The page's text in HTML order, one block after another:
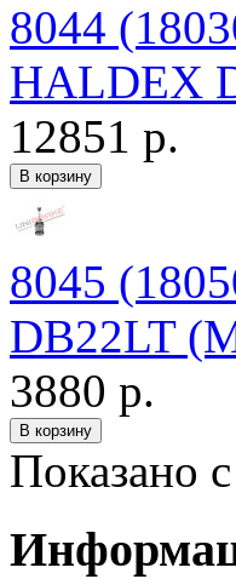
8044
HALDEX
12851 р.
8045
DB22LT
3880 р.
Показано